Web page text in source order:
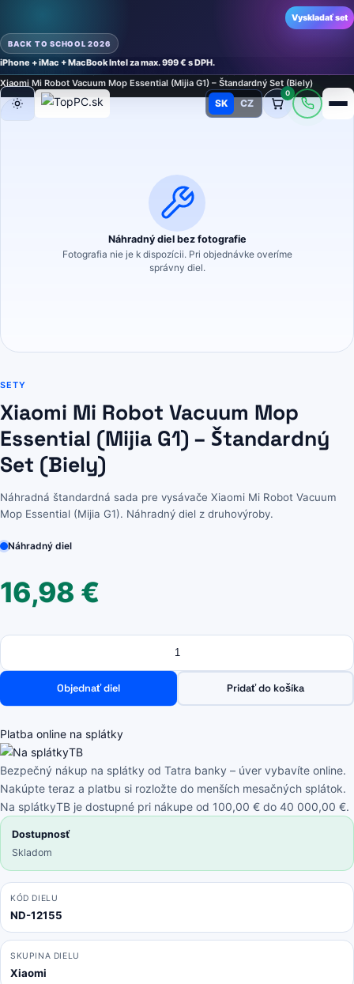
BACK TO SCHOOL 2026
iPhone + iMac + MacBook Intel za max. 999 € s DPH.
Vyskladať set
Režim SK CZ
0
Xiaomi Mi Robot Vacuum Mop Essential (Mijia G1) – Štandardný Set (Biely)
Náhradný diel bez fotografie
Fotografia nie je k dispozícii. Pri objednávke overíme
správny diel.
SETY
Xiaomi Mi Robot Vacuum Mop
Essential (Mijia G1) – Štandardný
Set (Biely)
Náhradná štandardná sada pre vysávače Xiaomi Mi Robot Vacuum
Mop Essential (Mijia G1). Náhradný diel z druhovýroby.
Náhradný diel
16,98 €
Množstvo
množstvo
Xiaomi
Mi
Robot
Mop
Essential
(Mijia
G1)
-
Štandardný
(Biely)
Objednať diel Pridať do košíka
Platba online na splátky
Bezpečný nákup na splátky od Tatra banky – úver vybavíte online.
Nakúpte teraz a platbu si rozložte do menších mesačných splátok.
Na splátkyTB je dostupné pri nákupe od 100,00 € do 40 000,00 €.
Dostupnosť
Skladom
KÓD DIELU
ND-12155
SKUPINA DIELU
Xiaomi